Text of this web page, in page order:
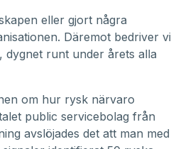
eller gjort några
Däremot bedriver vi
dygnet runt under årets alla
om hur rysk närvaro
public servicebolag från
avslöjades det att man med